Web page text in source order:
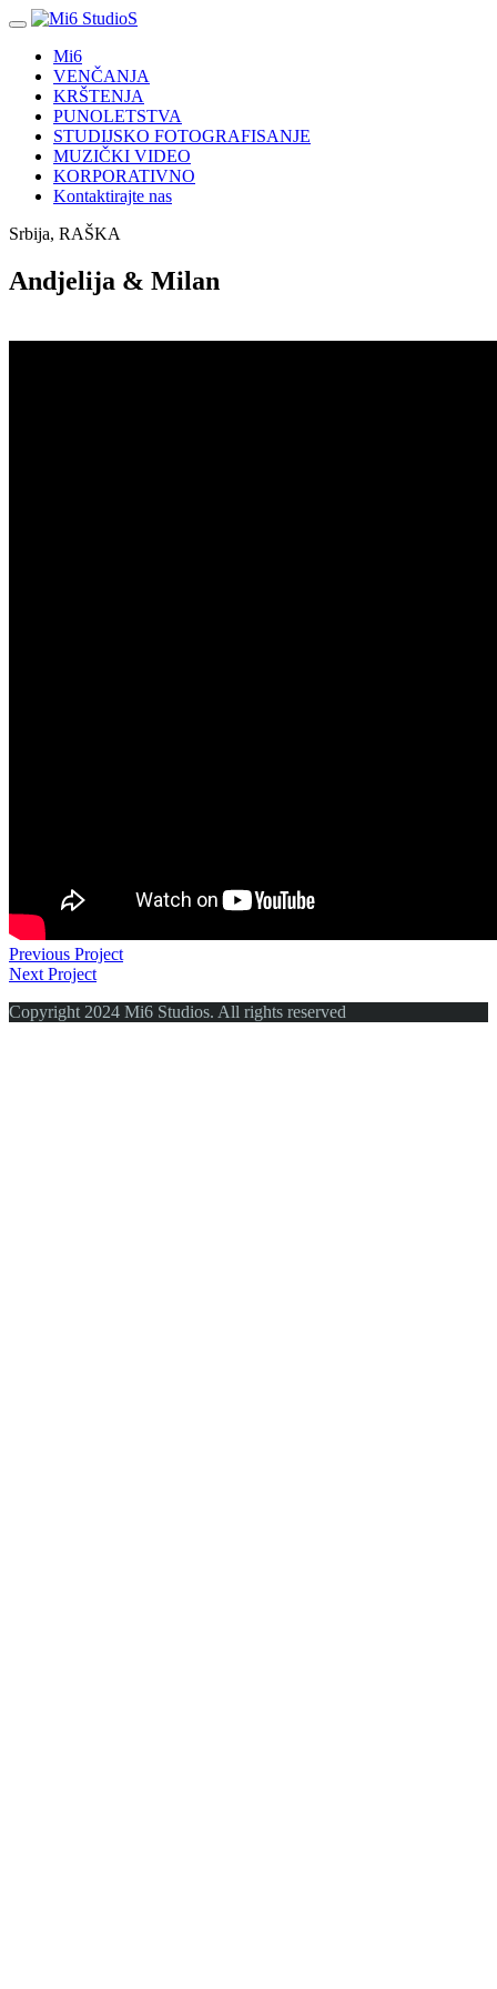
Mi6
VENČANJA
KRŠTENJA
PUNOLETSTVA
STUDIJSKO FOTOGRAFISANJE
MUZIČKI VIDEO
KORPORATIVNO
Kontaktirajte nas
Srbija, RAŠKA
Andjelija & Milan
Previous Project
Next Project
Copyright 2024 Mi6 Studios. All rights reserved